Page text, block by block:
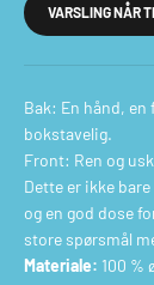
VARSLING NÅR
Bak: En hånd,
bokstavelig.
Front: Ren og
Dette er ikke
og en god dose
store spørsmål
Materiale: 100 %